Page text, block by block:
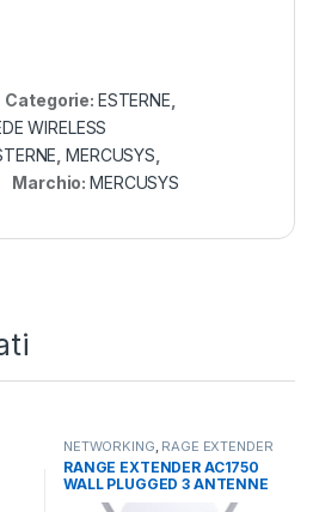
Categorie: ESTERNE
WIRELESS
,MERCUSYS
Marchio:MERCUSYS
NETWORKING RAGE EXTENDER
DUAL BAND,RANGE EXTENDER
RANGE EXTENDER AC1750
WALL PLUGGED 3 ANTENNE
FISSE